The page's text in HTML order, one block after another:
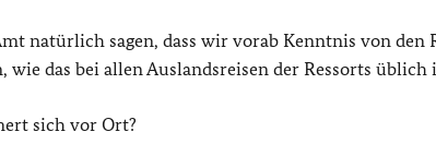
natürlich sagen, dass wir vorab Kenntnis von den
das bei allen Auslandsreisen der Ressorts üblich
sich vor Ort?